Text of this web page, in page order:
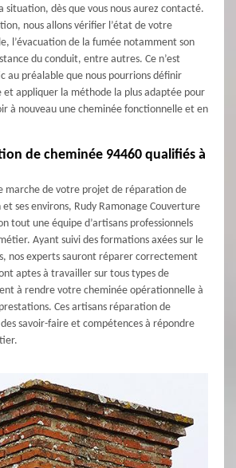
situation, dès que vous nous aurez contacté.
nous allons vérifier l’état de votre
l’évacuation de la fumée notamment son
du conduit, entre autres. Ce n’est
au préalable que nous pourrions définir
et appliquer la méthode la plus adaptée pour
à nouveau une cheminée fonctionnelle et en
de cheminée 94460 qualifiés à
marche de votre projet de réparation de
ses environs, Rudy Ramonage Couverture
tout une équipe d’artisans professionnels
Ayant suivi des formations axées sur le
nos experts sauront réparer correctement
aptes à travailler sur tous types de
à rendre votre cheminée opérationnelle à
Ces artisans réparation de
savoir-faire et compétences à répondre